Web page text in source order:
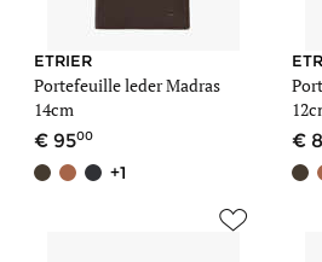
ETRIER
Portefeuille leder Madras
14cm
9500
+1